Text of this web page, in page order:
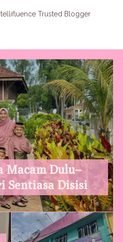
Macam Dulu–
Sentiasa Disisi